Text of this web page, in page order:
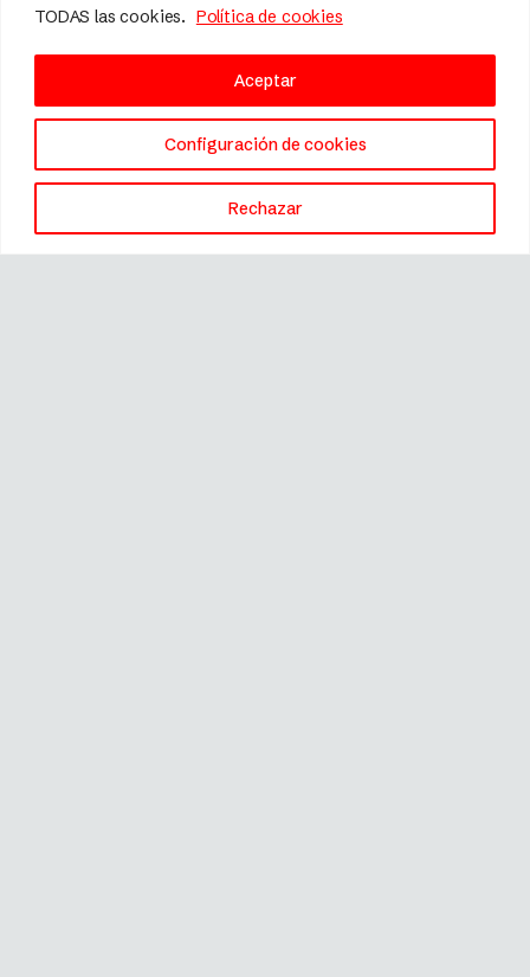
TODAS las cookies. Política de cookies
Configuración de cookies
Rechazar
Aceptar